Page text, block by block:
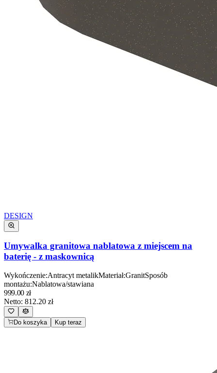
DESIGN
Umywalka granitowa nablatowa z miejscem na
baterię - z maskownicą
Wykończenie:Antracyt metalikMateriał:GranitSposób
montażu:Nablatowa/stawiana
999.00 zł
Netto: 812.20 zł
Do koszyka Kup teraz